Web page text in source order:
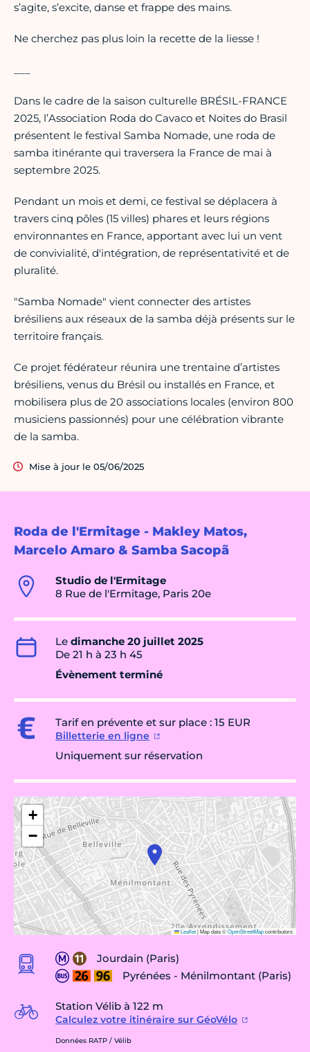
Roda de l'Ermitage - Makley Matos,
Marcelo Amaro & Samba Sacopã
Studio de l'Ermitage
8 Rue de l'Ermitage, Paris 20e
Le dimanche 20 juillet 2025
De 21 h à 23 h 45
Évènement terminé
Tarif en prévente et sur place : 15 EUR
Billetterie en ligne
Uniquement sur réservation
+
−
Leaflet|Map data ©OpenStreetMapcontributors
Jourdain (Paris)
Pyrénées - Ménilmontant (Paris)
Station Vélib à 122 m
Calculez votre itinéraire sur GéoVélo
Données RATP / Vélib
s’agite, s’excite, danse et frappe des mains.
Ne cherchez pas plus loin la recette de la liesse !
Dans le cadre de la saison culturelle BRÉSIL-FRANCE
2025, l’Association Roda do Cavaco et Noites do Brasil
présentent le festival Samba Nomade, une roda de
samba itinérante qui traversera la France de mai à
septembre 2025.
Pendant un mois et demi, ce festival se déplacera à
travers cinq pôles (15 villes) phares et leurs régions
environnantes en France, apportant avec lui un vent
de convivialité, d'intégration, de représentativité et de
pluralité.
"Samba Nomade" vient connecter des artistes
brésiliens aux réseaux de la samba déjà présents sur le
territoire français.
Ce projet fédérateur réunira une trentaine d’artistes
brésiliens, venus du Brésil ou installés en France, et
mobilisera plus de 20 associations locales (environ 800
musiciens passionnés) pour une célébration vibrante
de la samba.
Mise à jour le 05/06/2025